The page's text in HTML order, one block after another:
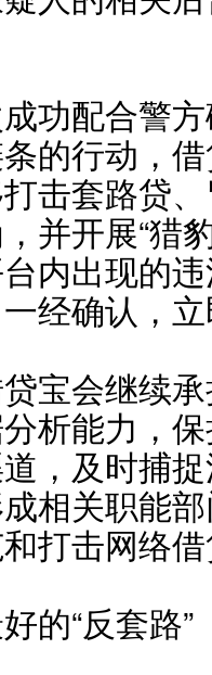
配合警方
的行动，
击套路贷
并开展“猎
内出现的
经确认，
会继续承
析能力，
，及时捕
相关职能
打击网络
“反套路”